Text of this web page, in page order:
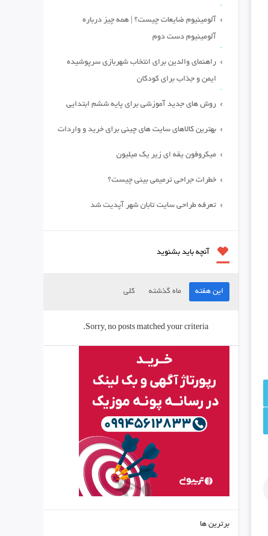
آلومینیوم ضایعات چیست؟ | همه چیز درباره
آلومینیوم دست دوم
راهنمای والدین برای انتخاب شهربازی سرپوشیده
ایمن و جذاب برای کودکان
روش های جدید آموزشی برای پایه ششم ابتدایی
بهترین کالاهای سایت های چینی برای خرید و واردات
میکروفون یقه ای زیر یک میلیون
خطرات جراحی ترمیمی بینی چیست؟
تعرفه طراحی سایت تابان شهر آپدیت شد
آنچه باید بشنوید
این هفته ماه گذشته کلی
Sorry, no posts matched your criteria.
برترین ها